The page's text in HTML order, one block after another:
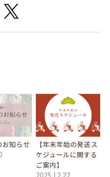
お知らせ
【年末年始の発送ス
ケジュールに関する
ご案内】
2025.12.22